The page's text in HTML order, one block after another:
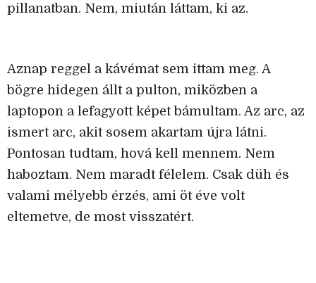
pillanatban. Nem, miután láttam, ki az.
Aznap reggel a kávémat sem ittam meg. A
bögre hidegen állt a pulton, miközben a
laptopon a lefagyott képet bámultam. Az arc, az
ismert arc, akit sosem akartam újra látni.
Pontosan tudtam, hová kell mennem. Nem
haboztam. Nem maradt félelem. Csak düh és
valami mélyebb érzés, ami öt éve volt
eltemetve, de most visszatért.